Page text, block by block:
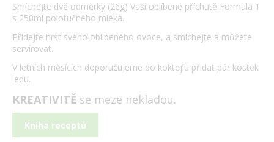
Smíchejte dvě odměrky (26g) Vaší oblíbené příchutě Formula 1
s 250ml polotučného mléka.
Přidejte hrst svého oblíbeného ovoce, a smíchejte a můžete
servírovat.
V letních měsících doporučujeme do koktejlu přidat pár kostek
ledu.
KREATIVITĚ se meze nekladou.
Kniha receptů